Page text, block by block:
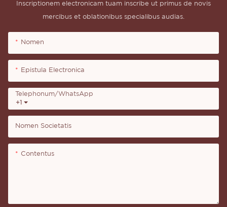
Inscriptionem electronicam tuam inscribe ut primus de novis
mercibus et oblationibus specialibus audias.
Nomen
Epistula Electronica
+1
Telephonum/WhatsApp
Nomen Societatis
Contentus